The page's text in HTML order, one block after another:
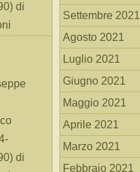
di
di
Settembre 2021
Agosto 2021
Luglio 2021
Giugno 2021
Maggio 2021
Aprile 2021
Marzo 2021
Febbraio 2021